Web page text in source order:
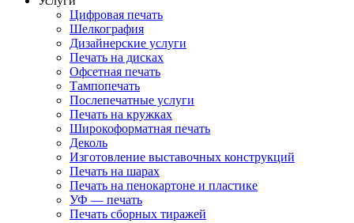
Цифровая печать
Шелкография
Дизайнерские услуги
Печать на дисках
Офсетная печать
Тампопечать
Послепечатные услуги
Печать на кружках
Широкоформатная печать
Деколь
Изготовление выставочных конструкций
Печать на шарах
Печать на пенокартоне и пластике
УФ — печать
Печать сборных тиражей